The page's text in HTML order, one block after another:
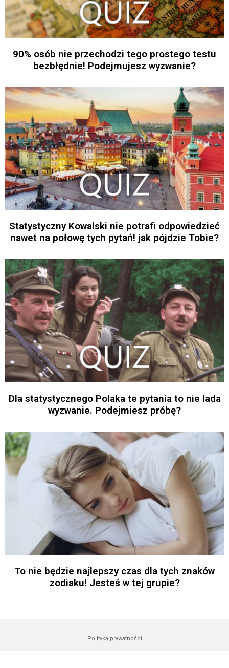
90% osób nie przechodzi tego prostego testu
bezbłędnie! Podejmujesz wyzwanie?
Statystyczny Kowalski nie potrafi odpowiedzieć
nawet na połowę tych pytań! jak pójdzie Tobie?
Dla statystycznego Polaka te pytania to nie lada
wyzwanie. Podejmiesz próbę?
To nie będzie najlepszy czas dla tych znaków
zodiaku! Jesteś w tej grupie?
Polityka prywatności